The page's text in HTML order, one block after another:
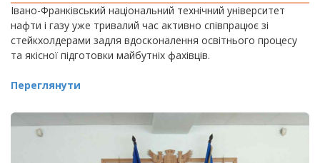
Івано-Франківський національний технічний університет
нафти і газу уже тривалий час активно співпрацює зі
стейкхолдерами задля вдосконалення освітнього процесу
та якісної підготовки майбутніх фахівців.
Переглянути